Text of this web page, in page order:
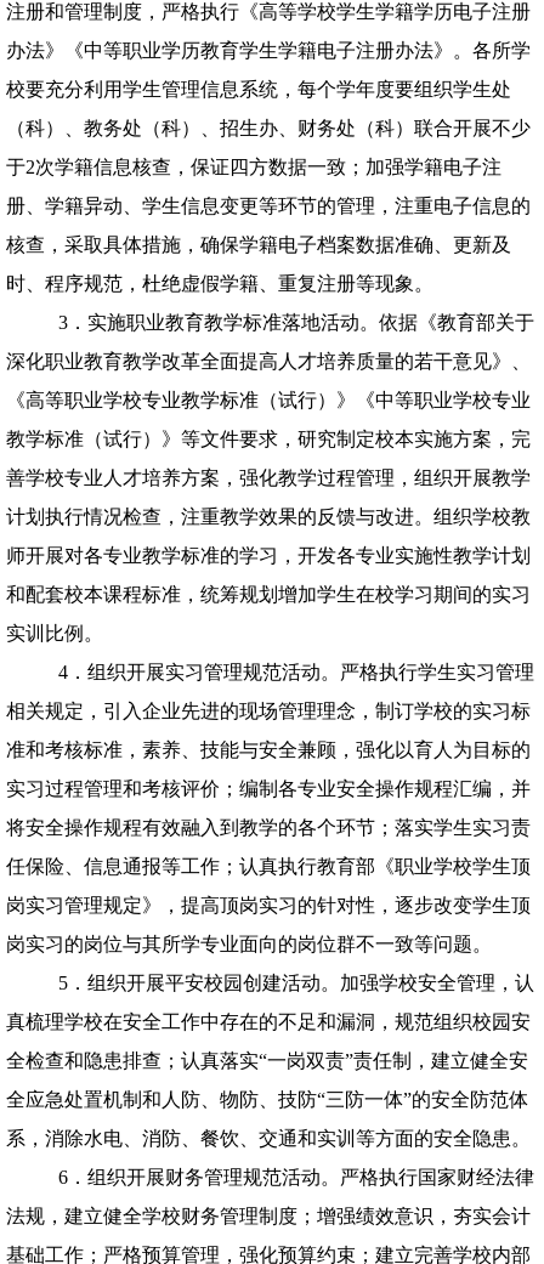
注册和管理制度，严格执行《高等学校学生学籍学历电子注册
办法》《中等职业学历教育学生学籍电子注册办法》。各所学
校要充分利用学生管理信息系统，每个学年度要组织学生处
（科）、教务处（科）、招生办、财务处（科）联合开展不少
于2次学籍信息核查，保证四方数据一致；加强学籍电子注
册、学籍异动、学生信息变更等环节的管理，注重电子信息的
核查，采取具体措施，确保学籍电子档案数据准确、更新及
时、程序规范，杜绝虚假学籍、重复注册等现象。
3．实施职业教育教学标准落地活动。依据《教育部关于
深化职业教育教学改革全面提高人才培养质量的若干意见》、
《高等职业学校专业教学标准（试行）》《中等职业学校专业
教学标准（试行）》等文件要求，研究制定校本实施方案，完
善学校专业人才培养方案，强化教学过程管理，组织开展教学
计划执行情况检查，注重教学效果的反馈与改进。组织学校教
师开展对各专业教学标准的学习，开发各专业实施性教学计划
和配套校本课程标准，统筹规划增加学生在校学习期间的实习
实训比例。
4．组织开展实习管理规范活动。严格执行学生实习管理
相关规定，引入企业先进的现场管理理念，制订学校的实习标
准和考核标准，素养、技能与安全兼顾，强化以育人为目标的
实习过程管理和考核评价；编制各专业安全操作规程汇编，并
将安全操作规程有效融入到教学的各个环节；落实学生实习责
任保险、信息通报等工作；认真执行教育部《职业学校学生顶
岗实习管理规定》，提高顶岗实习的针对性，逐步改变学生顶
岗实习的岗位与其所学专业面向的岗位群不一致等问题。
5．组织开展平安校园创建活动。加强学校安全管理，认
真梳理学校在安全工作中存在的不足和漏洞，规范组织校园安
全检查和隐患排查；认真落实“一岗双责”责任制，建立健全安
全应急处置机制和人防、物防、技防“三防一体”的安全防范体
系，消除水电、消防、餐饮、交通和实训等方面的安全隐患。
6．组织开展财务管理规范活动。严格执行国家财经法律
法规，建立健全学校财务管理制度；增强绩效意识，夯实会计
基础工作；严格预算管理，强化预算约束；建立完善学校内部